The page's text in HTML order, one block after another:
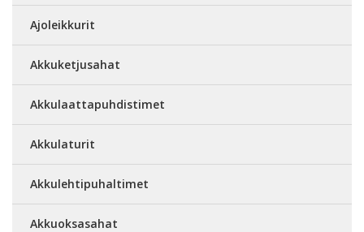
Ajoleikkurit
Akkuketjusahat
Akkulaattapuhdistimet
Akkulaturit
Akkulehtipuhaltimet
Akkuoksasahat